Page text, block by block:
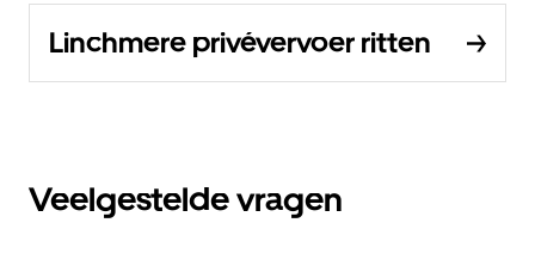
Linchmere privévervoer ritten
Veelgestelde vragen